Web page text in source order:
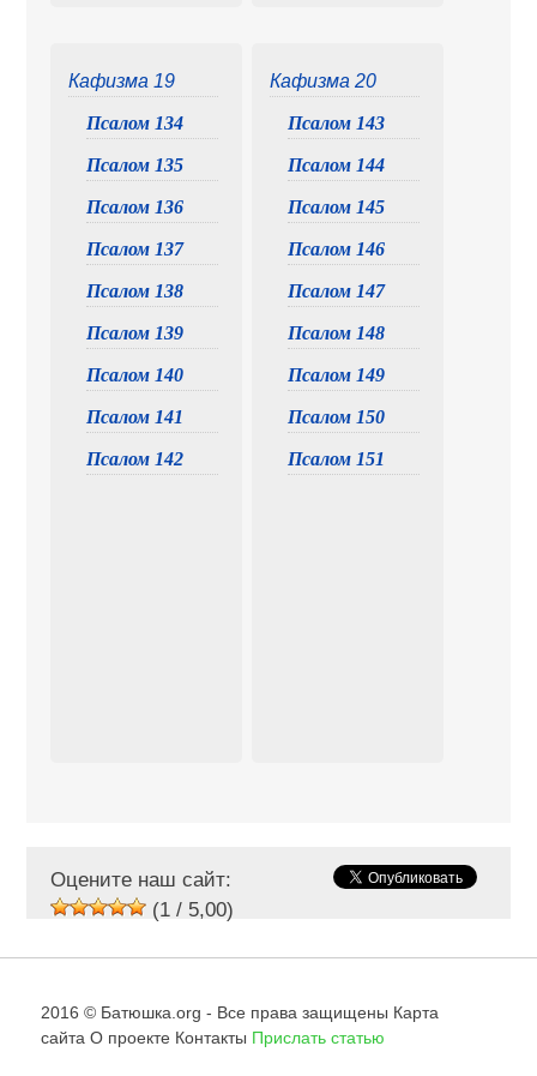
Кафизма 19
Псалом 134
Псалом 135
Псалом 136
Псалом 137
Псалом 138
Псалом 139
Псалом 140
Псалом 141
Псалом 142
Кафизма 20
Псалом 143
Псалом 144
Псалом 145
Псалом 146
Псалом 147
Псалом 148
Псалом 149
Псалом 150
Псалом 151
Оцените наш сайт:
(1 / 5,00)
2016 © Батюшка.org - Все права защищены Карта
сайта О проекте Контакты Прислать статью